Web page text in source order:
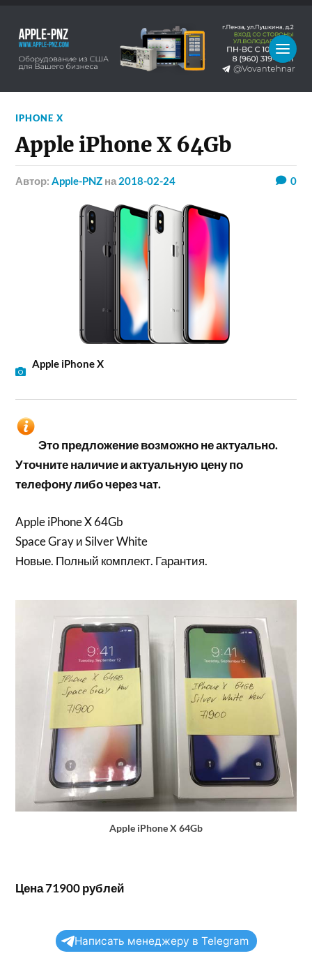
IPHONE X
Apple iPhone X 64Gb
Автор:Apple-PNZ на 2018-02-24 0
Apple iPhone X
Это предложение возможно не актуально.
Уточните наличие и актуальную цену по
телефону либо через чат.
Apple iPhone X 64Gb
Space Gray и Silver White
Новые. Полный комплект. Гарантия.
Apple iPhone X 64Gb
Цена 71900 рублей
Написать менеджеру в Telegram